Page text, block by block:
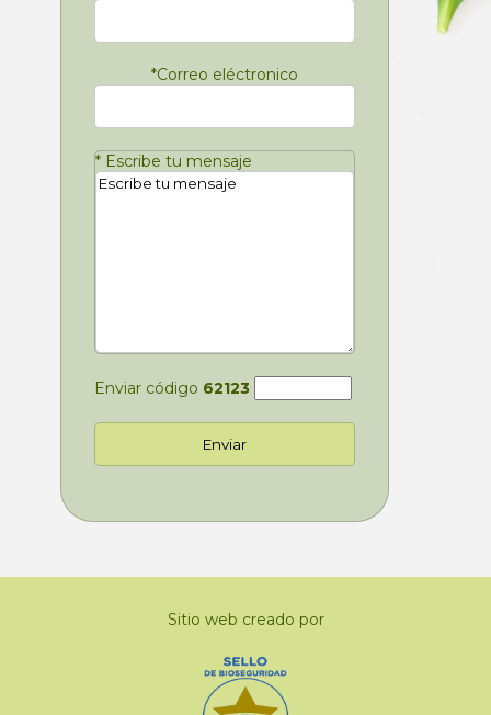
*Correo eléctronico
* Escribe tu mensaje
Enviar código 62123
Sitio web creado por